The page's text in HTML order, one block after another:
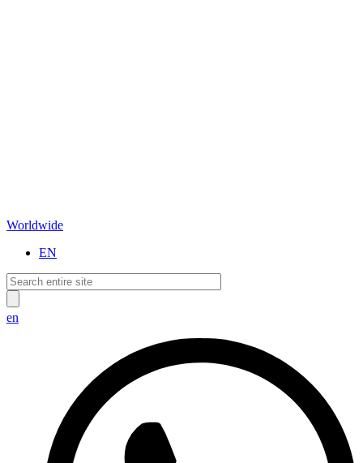
Worldwide
EN
en